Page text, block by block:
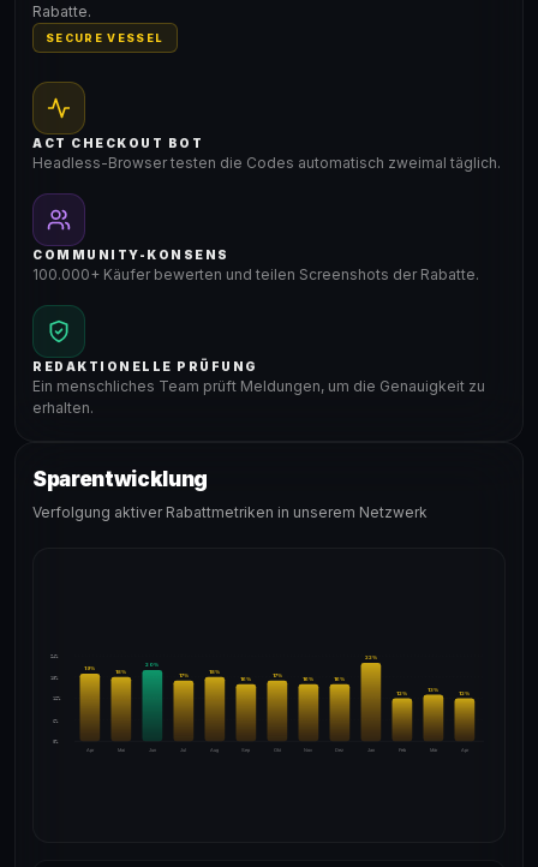
Rabatte.
SECURE VESSEL
ACT CHECKOUT BOT
Headless-Browser testen die Codes automatisch zweimal täglich.
COMMUNITY-KONSENS
100.000+ Käufer bewerten und teilen Screenshots der Rabatte.
REDAKTIONELLE PRÜFUNG
Ein menschliches Team prüft Meldungen, um die Genauigkeit zu
erhalten.
Sparentwicklung
Verfolgung aktiver Rabattmetriken in unserem Netzwerk
24%
18%
12%
6%
0%
Apr
19%
Mai
18%
Jun
20%
Jul
17%
Aug
18%
Sep
16%
Okt
17%
Nov
16%
Dez
16%
Jan
22%
Feb
12%
Mär
13%
Apr
12%